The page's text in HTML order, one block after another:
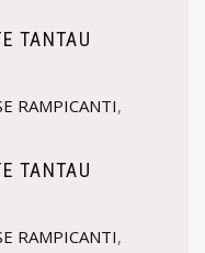
TANTAU
RAMPICANTI,
TANTAU
RAMPICANTI,